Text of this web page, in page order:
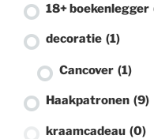
18+ boekenlegger
decoratie (1)
Cancover (1)
Haakpatronen (9)
kraamcadeau (0)